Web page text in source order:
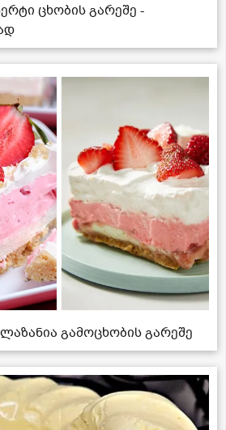
ცხობის გარეშე -
გამოცხობის გარეშე